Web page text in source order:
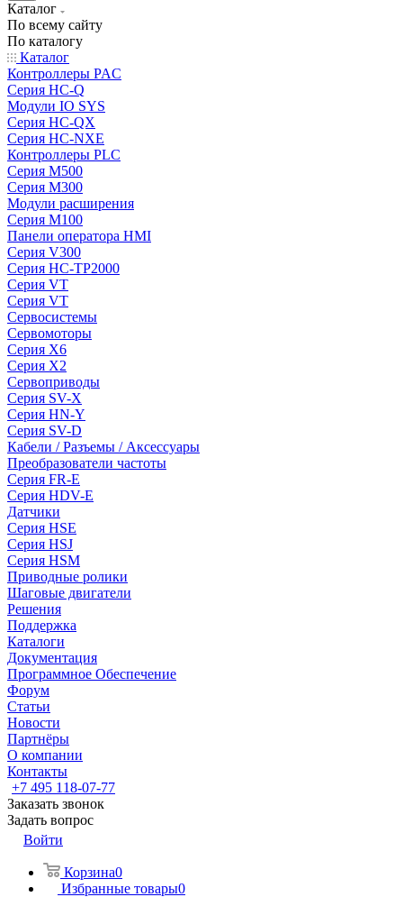
Каталог
По всему сайту
По каталогу
Каталог
Контроллеры PAC
Серия HC-Q
Модули IO SYS
Серия HC-QX
Серия HC-NXE
Контроллеры PLC
Серия M500
Серия M300
Модули расширения
Серия M100
Панели оператора HMI
Серия V300
Серия HC-TP2000
Серия VT
Серия VT
Сервосистемы
Сервомоторы
Серия X6
Серия X2
Сервоприводы
Серия SV-X
Серия HN-Y
Серия SV-D
Кабели / Разъемы / Аксессуары
Преобразователи частоты
Серия FR-E
Серия HDV-E
Датчики
Серия HSE
Серия HSJ
Серия HSM
Приводные ролики
Шаговые двигатели
Решения
Поддержка
Каталоги
Документация
Программное Обеспечение
Форум
Статьи
Новости
Партнёры
О компании
Контакты
+7 495 118-07-77
Заказать звонок
Задать вопрос
Войти
Корзина0
Избранные товары0